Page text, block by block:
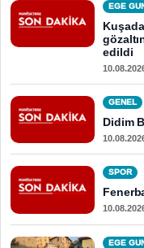
EGE
edildi
GENEL
Didim
SPOR
EGE